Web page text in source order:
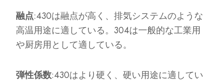
融点:430は融点が高く、排気システムのような
高温用途に適している。304は一般的な工業用
や厨房用として適している。
弾性係数:430はより硬く、硬い用途に適してい